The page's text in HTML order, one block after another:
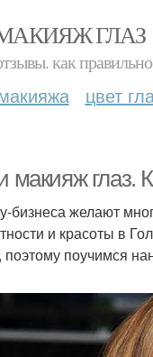
ГЛАЗ
как
цвет
глаз.
бизнеса желают
и красоты в
поучимся